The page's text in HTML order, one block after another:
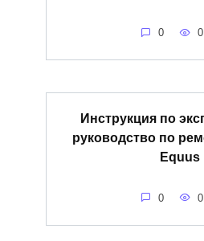
0 0
Инструкция по
руководство по
Equus
0 0